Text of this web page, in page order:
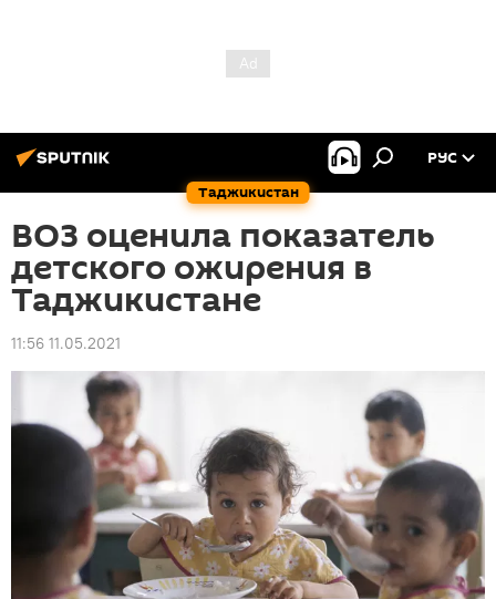
Таджикистан
РУС
ВОЗ оценила показатель
детского ожирения в
Таджикистане
11:56 11.05.2021